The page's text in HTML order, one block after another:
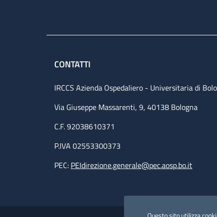
CONTATTI
IRCCS Azienda Ospedaliero - Universitaria di
Via Giuseppe Massarenti, 9, 40138 Bologna
C.F. 92038610371
P.IVA 02553300373
PEC: PEIdirezione.generale@pec.aosp.bo.it